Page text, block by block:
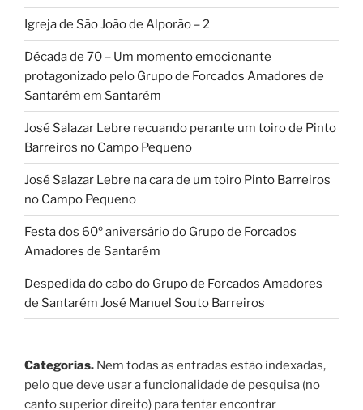
Igreja de São João de Alporão – 2
Década de 70 – Um momento emocionante
protagonizado pelo Grupo de Forcados Amadores de
Santarém em Santarém
José Salazar Lebre recuando perante um toiro de Pinto
Barreiros no Campo Pequeno
José Salazar Lebre na cara de um toiro Pinto Barreiros
no Campo Pequeno
Festa dos 60º aniversário do Grupo de Forcados
Amadores de Santarém
Despedida do cabo do Grupo de Forcados Amadores
de Santarém José Manuel Souto Barreiros
Categorias. Nem todas as entradas estão indexadas,
pelo que deve usar a funcionalidade de pesquisa (no
canto superior direito) para tentar encontrar